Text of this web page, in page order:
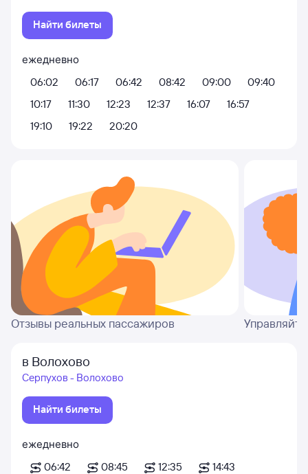
Найти билеты
ежедневно
06:02
06:17 06:42 08:42 09:00
09:40
10:17
11:30 12:23 12:37 16:07
16:57
19:10
19:22 20:20
Отзывы реальных пассажиров
в Волохово
Серпухов - Волохово
Найти билеты
ежедневно
06:42
08:45 12:35
14:43